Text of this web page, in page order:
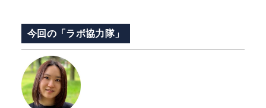
今回の「ラボ協力隊」